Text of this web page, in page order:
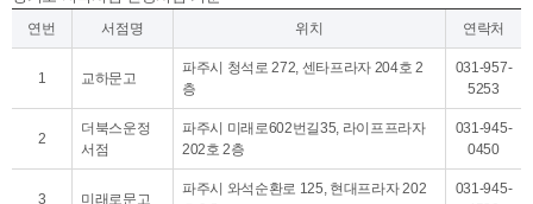
연번 서점명 위치 연락처
1 교하문고
파주시 청석로 272, 센타프라자 204호 2
층
031-957-
5253
2
더북스운정
서점
파주시 미래로602번길35, 라이프프라자
202호 2층
031-945-
0450
3 미래로문고
파주시 와석순환로 125, 현대프라자 202
031-945-